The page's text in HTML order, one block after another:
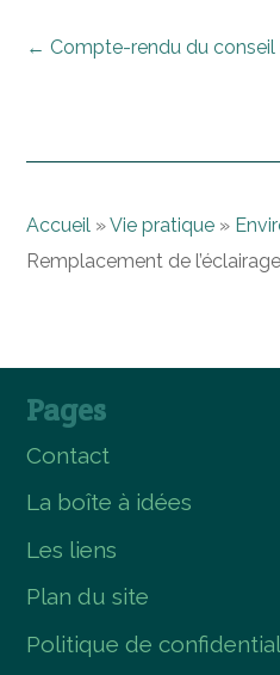
← Compte-rendu du
Accueil »Vie pratique »
Remplacement de
Pages
Contact
La boîte à idées
Les liens
Plan du site
Politique de